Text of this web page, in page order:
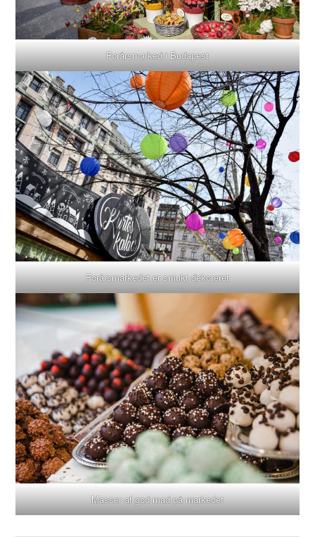
Forårsmarked i Budapest
Forårsmarkedet er smukt dekoreret
Masser af god mad på markedet